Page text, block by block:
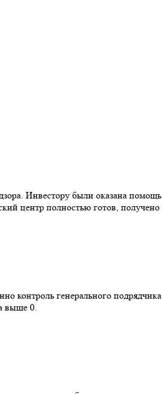
Инвестору были оказана
центр полностью готов, получено
контроль генерального
выше 0.